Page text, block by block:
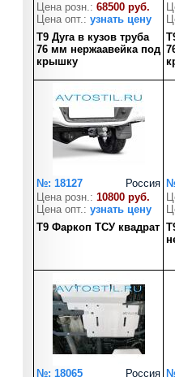
Цена розн.: 68500 руб.
Цена опт.: узнать цену
T9 Дуга в кузов труба
76 мм нержаавейка под
крышку
Россия
№: 18127
Цена розн.: 10800 руб.
Цена опт.: узнать цену
T9 Фаркоп ТСУ квадрат
Россия
№: 18065